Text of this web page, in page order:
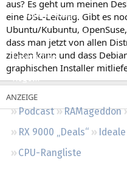
Neue Beiträge
Neueste Aktivitäten
Leserartikel
Regeln
Podcast RAMageddon
RX 9000 „Deals“
CPU-Rangliste
aus? Es geht um meinen
eine DSL-Leitung. Gibt es
Ubuntu/Kubuntu,
dass man jetzt von allen
ziehen kann und dass
graphischen Installer